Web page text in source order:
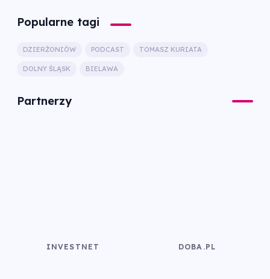
Popularne tagi
DZIERŻONIÓW PODCAST TOMASZ KURIATA
DOLNY ŚLĄSK BIELAWA
Partnerzy
INVESTNET DOBA.PL